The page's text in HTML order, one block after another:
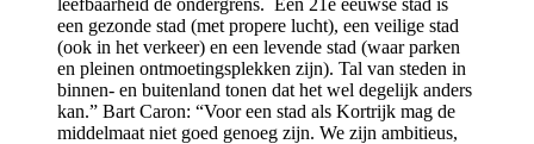
leefbaarheid de ondergrens. Een 21e eeuwse stad is
een gezonde stad (met propere lucht), een veilige stad
(ook in het verkeer) en een levende stad (waar parken
en pleinen ontmoetingsplekken zijn). Tal van steden in
binnen- en buitenland tonen dat het wel degelijk anders
kan.” Bart Caron: “Voor een stad als Kortrijk mag de
middelmaat niet goed genoeg zijn. We zijn ambitieus,